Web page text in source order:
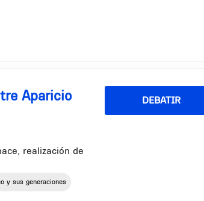
Aparicio
realización de
y sus generaciones
DEBATIR